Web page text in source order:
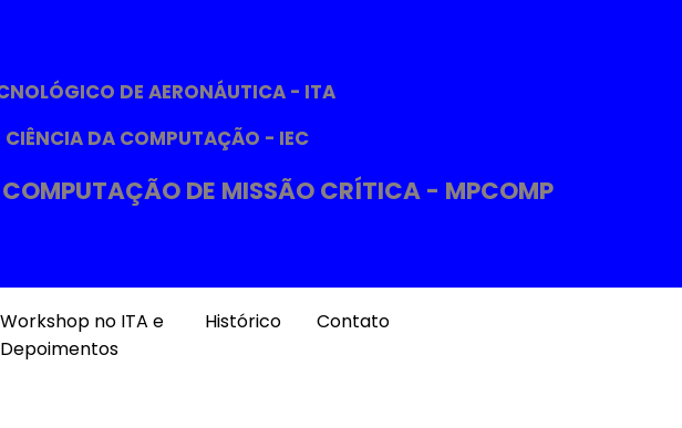
DE AERONÁUTICA - ITA
CIÊNCIA DA COMPUTAÇÃO - IEC
COMPUTAÇÃO DE MISSÃO CRÍTICA - MPCOMP
Workshop no ITA e
Depoimentos
Histórico Contato